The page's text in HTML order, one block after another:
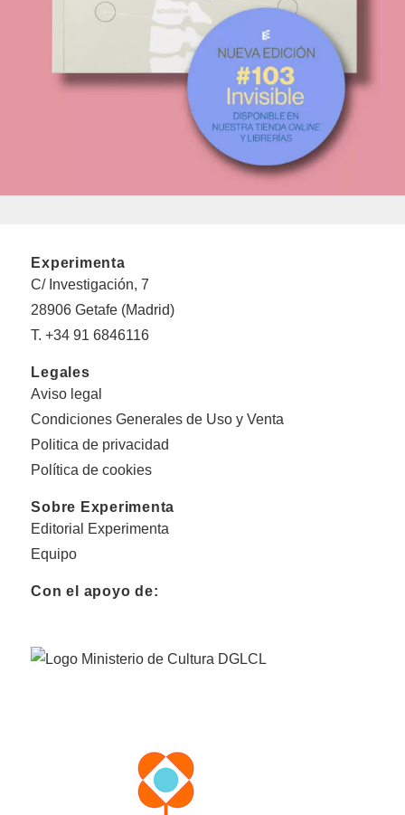
Experimenta
C/ Investigación, 7
28906 Getafe (Madrid)
T. +34 91 6846116
Legales
Aviso legal
Condiciones Generales de Uso y Venta
Politica de privacidad
Política de cookies
Sobre Experimenta
Editorial Experimenta
Equipo
Con el apoyo de: